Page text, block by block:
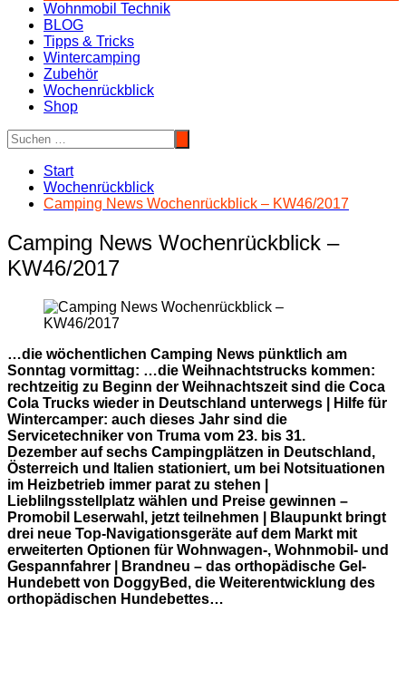
Wohnmobil Technik
BLOG
Tipps & Tricks
Wintercamping
Zubehör
Wochenrückblick
Shop
Start
Wochenrückblick
Camping News Wochenrückblick – KW46/2017
Camping News Wochenrückblick –
KW46/2017
…die wöchentlichen Camping News pünktlich am
Sonntag vormittag: …die Weihnachtstrucks kommen:
rechtzeitig zu Beginn der Weihnachtszeit sind die Coca
Cola Trucks wieder in Deutschland unterwegs | Hilfe für
Wintercamper: auch dieses Jahr sind die
Servicetechniker von Truma vom 23. bis 31.
Dezember auf sechs Campingplätzen in Deutschland,
Österreich und Italien stationiert, um bei Notsituationen
im Heizbetrieb immer parat zu stehen |
Lieblilngsstellplatz wählen und Preise gewinnen –
Promobil Leserwahl, jetzt teilnehmen | Blaupunkt bringt
drei neue Top-Navigationsgeräte auf dem Markt mit
erweiterten Optionen für Wohnwagen-, Wohnmobil- und
Gespannfahrer | Brandneu – das orthopädische Gel-
Hundebett von DoggyBed, die Weiterentwicklung des
orthopädischen Hundebettes…